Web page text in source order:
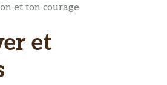
et ton courage
et